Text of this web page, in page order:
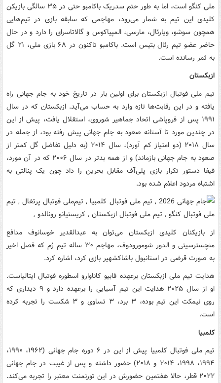
ملی کنگو است، اما به طور حتم سدریک باکامبو حتی در ۳۵ سالگی بازیکن
کلیدی این تیم به شمار می‌رود، مهاجمی که سابقه بازی در تیم‌هایی
همچون سوشو، ویارئال، مارسی، المپیاکوس و گالاتاسرای را دارد و در حال
حاضر عضو تیم رئال بتیس است. باکامبو تاکنون در ۶۸ بازی ملی، ۲۱ گل
به ثمر رسانده است.
ازبکستان
تیم ملی فوتبال ازبکستان برای اولین بار در تاریخ خود به جام جهانی راه
یافته و در این رقابت‌ها تازه وارد به حساب می‌آید. ازبکستان که در سال
۱۹۹۱ پس از فروپاشی اتحاد جماهیر شوروی، استقلال یافت، پیش از این
در چندین مورد تا آستانه صعود به جام جهانی پیش رفته بود، از جمله در
سال ۲۰۱۸ (دو امتیاز کم آورد)، سال ۲۰۱۴ (به دلیل تفاضل گل کمتر از
صعود به جام جهانی بازماند) و از همه بدتر در سال ۲۰۰۶ که در آن مورد،
فیفا دستور تکرار بازی پلی‌آف مقابل بحرین را داد چون یک پنالتی به
اشتباه مردود اعلام شده بود.
از بازیکنان کلیدی ازبکستان می‌توان به عبدالقدیر خوسانوف مدافع
منچسترسیتی و الدور شومورودوف، مهاجم ۳۰ ساله تیم رُم که فصل اخیر
به صورت قرضی در استانبول باشاکشهیر بازی کرد، اشاره کرد.
هدایت تیم ملی ازبکستان برعهده فابیو کاناوارو اسطوره فوتبال ایتالیاست.
او از سال ۲۰۲۵ هدایت این تیم آسیایی را برعهده دارد و ۹ دیداری که
روی نیمکت این تیم بوده، ۳ برد، ۳ تساوی و ۳ شکست را تجربه کرده
است.
کلمبیا
تیم ملی فوتبال کلمبیا پیش از این در ۶ دوره جام جهانی (۱۹۶۲، ۱۹۹۰،
۱۹۹۴، ۱۹۹۸، ۲۰۱۴ و ۲۰۱۸) حضور داشته و پس از غیبت در جام جهانی
۲۰۲۲ قطر، حالا هفتمین حضورش در این تورنمنت معتبر را تجربه می‌کند.